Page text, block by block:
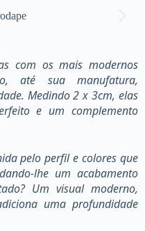
com os mais modernos
até sua manufatura,
Medindo 2 x 3cm, elas
e um complemento
pelo perfil e colores que
lhe um acabamento
Um visual moderno,
uma profundidade